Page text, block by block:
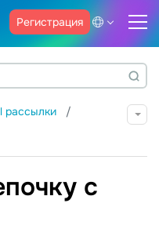
Регистрация
рассылки
с